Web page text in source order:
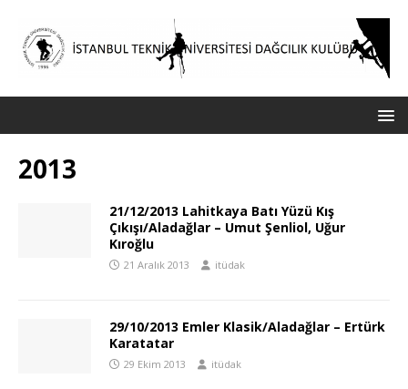
2013
21/12/2013 Lahitkaya Batı Yüzü Kış
Çıkışı/Aladağlar – Umut Şenliol, Uğur
Kıroğlu
21 Aralık 2013 itüdak
29/10/2013 Emler Klasik/Aladağlar – Ertürk
Karatatar
29 Ekim 2013 itüdak